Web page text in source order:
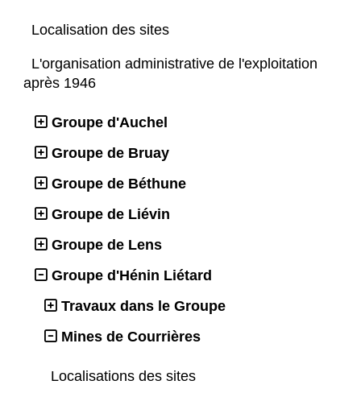
Localisation des sites
L'organisation administrative de l'exploitation
après 1946
Groupe d'Auchel
Groupe de Bruay
Groupe de Béthune
Groupe de Liévin
Groupe de Lens
Groupe d'Hénin Liétard
Travaux dans le Groupe
Mines de Courrières
Localisations des sites